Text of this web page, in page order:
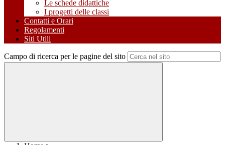
Le schede didattiche
I progetti delle classi
Contatti e Orari
Regolamenti
Siti Utili
Campo di ricerca per le pagine del sito